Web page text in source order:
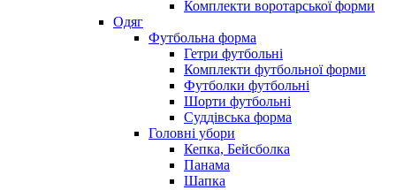
Комплекти воротарської форми
Одяг
Футбольна форма
Гетри футбольні
Комплекти футбольної форми
Футболки футбольні
Шорти футбольні
Суддівська форма
Головні убори
Кепка, Бейсболка
Панама
Шапка